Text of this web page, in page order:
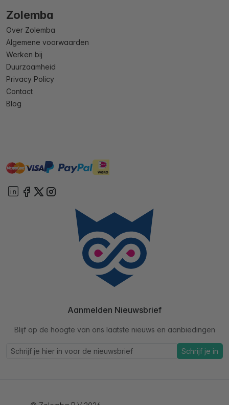
Zolemba
Over Zolemba
Algemene voorwaarden
Werken bij
Duurzaamheid
Privacy Policy
Contact
Blog
mastervisa paypal ideal
Aanmelden Nieuwsbrief
Blijf op de hoogte van ons laatste nieuws en aanbiedingen
Schrijf je in